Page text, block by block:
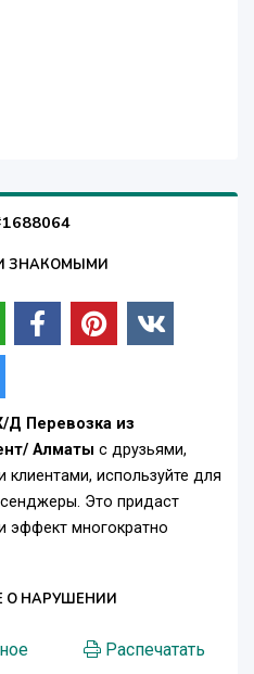
ЗНАКОМЫМИ
Д Перевозка из
Алматы с друзьями,
используйте для
Это придаст
эффект многократно
О НАРУШЕНИИ
Распечатать